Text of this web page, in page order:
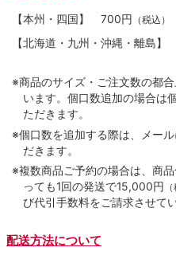
【本州・四国】 700円 （税込）
【北海道・九州・沖縄・離島】
※商品のサイズ・ご注文数の都
います。個口数追加の場合は
ただきます。
※個口数を追加する際は、メー
だきます。
※複数商品ご予約の場合は、商
っても1回の発送で15,000円
び代引手数料をご請求させて
配送方法について